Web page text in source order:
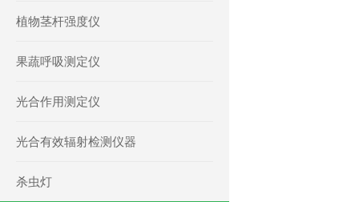
植物茎杆强度仪
果蔬呼吸测定仪
光合作用测定仪
光合有效辐射检测仪器
杀虫灯